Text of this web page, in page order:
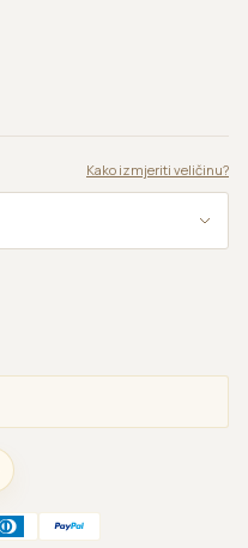
Kako izmjeriti veličinu?